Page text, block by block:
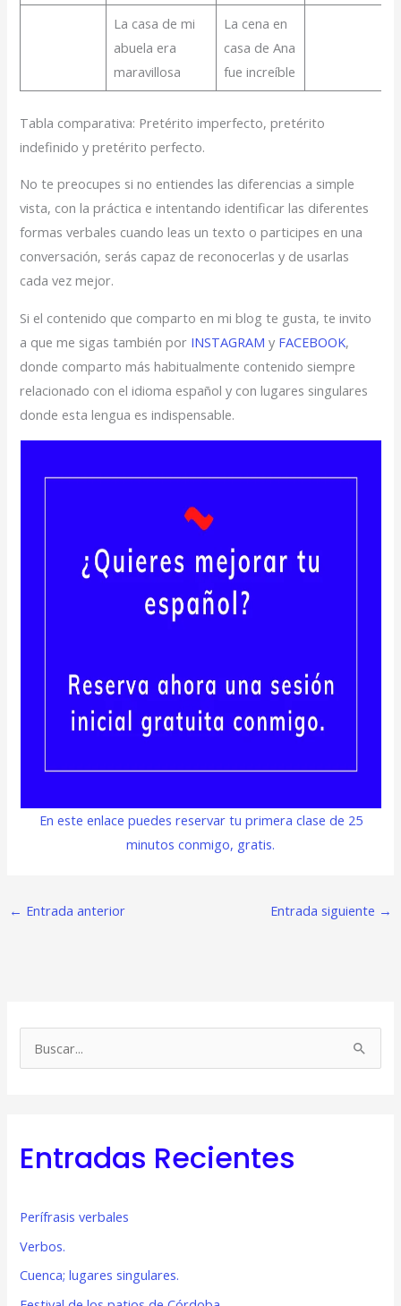
La casa de mi
abuela era
maravillosa
La cena en
casa de Ana
fue increíble
Tabla comparativa: Pretérito imperfecto, pretérito
indefinido y pretérito perfecto.
No te preocupes si no entiendes las diferencias a simple
vista, con la práctica e intentando identificar las diferentes
formas verbales cuando leas un texto o participes en una
conversación, serás capaz de reconocerlas y de usarlas
cada vez mejor.
Si el contenido que comparto en mi blog te gusta, te invito
a que me sigas también por INSTAGRAMy FACEBOOK,
donde comparto más habitualmente contenido siempre
relacionado con el idioma español y con lugares singulares
donde esta lengua es indispensable.
En este enlace puedes reservar tu primera clase de 25
minutos conmigo, gratis.
← Entrada anterior Entrada siguiente →
a
:
Entradas Recientes
Perífrasis verbales
Verbos.
Cuenca; lugares singulares.